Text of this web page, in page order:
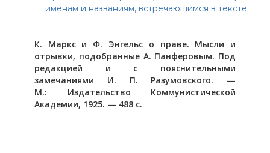
именам и названиям, встречающимся в тексте
К. Маркс и Ф. Энгельс о праве. Мысли и
отрывки, подобранные А. Панферовым. Под
редакцией и с пояснительными
замечаниями И. П. Разумовского. —
М.: Издательство Коммунистической
Академии, 1925. — 488 с.